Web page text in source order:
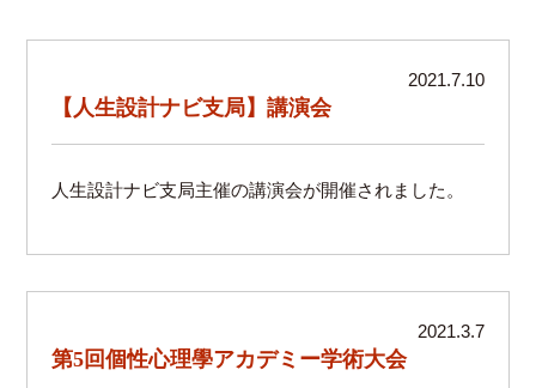
2021.7.10
【人生設計ナビ支局】講演会
人生設計ナビ支局主催の講演会が開催されました。
2021.3.7
第5回個性心理學アカデミー学術大会